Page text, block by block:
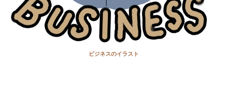
ビジネスのイラスト